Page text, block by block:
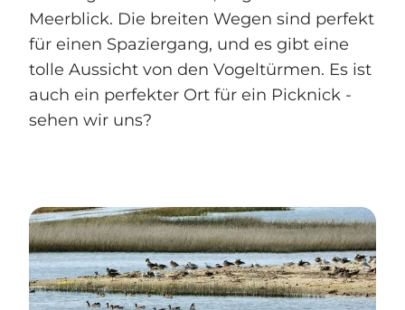
Meerblick. Die breiten Wegen sind perfekt
für einen Spaziergang, und es gibt eine
tolle Aussicht von den Vogeltürmen. Es ist
auch ein perfekter Ort für ein Picknick -
sehen wir uns?